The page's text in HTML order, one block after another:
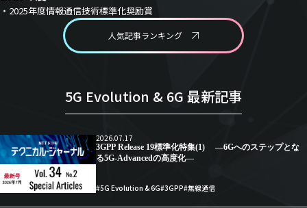
2025年度情報通信技術標準化奨励賞
人気記事ランキング
5G Evolution & 6G 最新記事
2026.07.17
3GPP Release 19標準化特集(1) ―6Gへのステップとな
る5G-Advancedの高度化―
#5G Evolution & 6G#3GPP#無線通信